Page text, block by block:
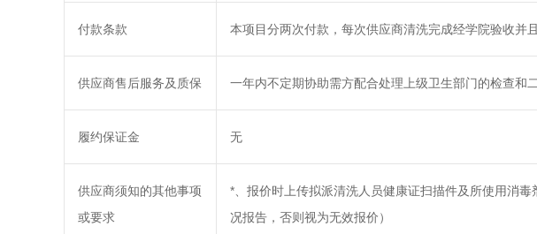
付款条款 本项目分两次付款，每次供应商清洗完成经学院验收并
供应商售后服务及质保 一年内不定期协助需方配合处理上级卫生部门的检查和
履约保证金 无
供应商须知的其他事项
或要求
*、报价时上传拟派清洗人员健康证扫描件及所使用消
况报告，否则视为无效报价）